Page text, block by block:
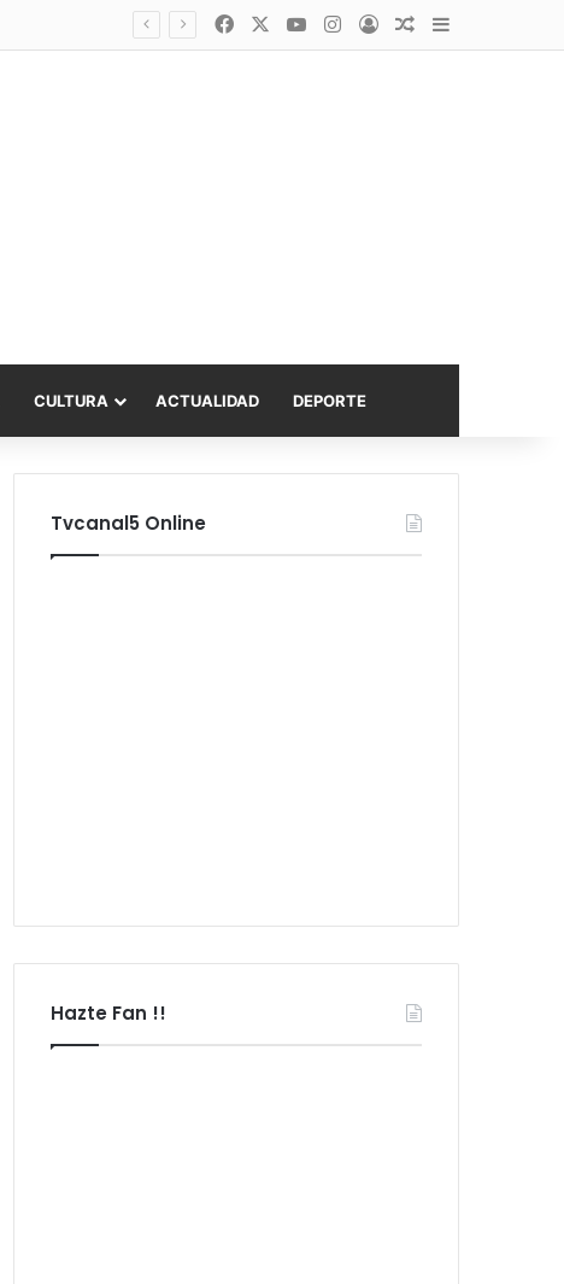
FacebookYouTubeInstagram
AccesoPublicación al
Barra lateral
CULTURA ACTUALIDAD DEPORTE
Tvcanal5 Online
Hazte Fan !!